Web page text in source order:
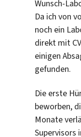
Wunsch-
Da ich von
noch ein
direkt mit
einigen
gefunden.
Die erste
beworben,
Monate
Supervisors